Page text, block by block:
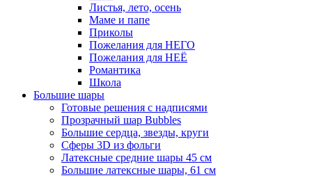
Листья, лето, осень
Маме и папе
Приколы
Пожелания для НЕГО
Пожелания для НЕЁ
Романтика
Школа
Большие шары
Готовые решения с надписями
Прозрачный шар Bubbles
Большие сердца, звезды, круги
Сферы 3D из фольги
Латексные средние шары 45 см
Большие латексные шары, 61 см